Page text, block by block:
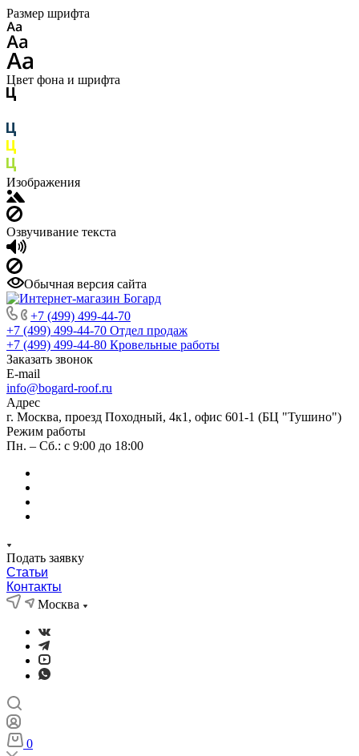
Размер шрифта
Цвет фона и шрифта
Изображения
Озвучивание текста
Обычная версия сайта
+7 (499) 499-44-70
+7 (499) 499-44-70 Отдел продаж
+7 (499) 499-44-80 Кровельные работы
Заказать звонок
E-mail
info@bogard-roof.ru
Адрес
г. Москва, проезд Походный, 4к1, офис 601-1 (БЦ "Тушино")
Режим работы
Пн. – Сб.: с 9:00 до 18:00
Подать заявку
Статьи
Контакты
Москва
0